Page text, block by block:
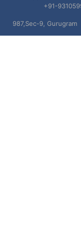
+91-
987,Sec-9, Gurugram